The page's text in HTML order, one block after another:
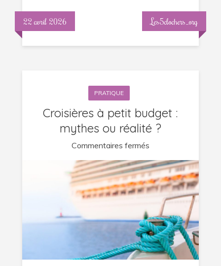
22 avril 2026 Les5clochers_org
PRATIQUE
Croisières à petit budget :
mythes ou réalité ?
Commentaires ferméssur
Croisières
à
petit
budget
:
mythes
ou
réalité